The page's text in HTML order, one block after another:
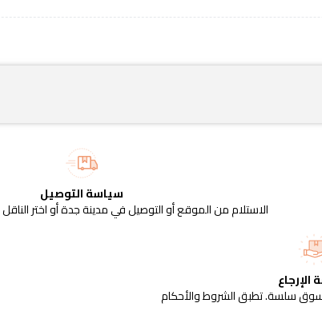
سياسة التوصيل
الاستلام من الموقع أو التوصيل في مدينة جدة أو اختر